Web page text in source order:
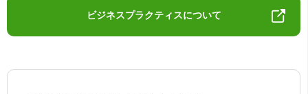
ビジネスプラクティスについて